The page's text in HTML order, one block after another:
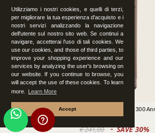
Utilizziamo i nostri cookies, e quelli di terzi,
per migliorare la tua esperienza d'acquisto e i
nostri servizi analizzando la navigazione
dell'utente sul nostro sito web. Se continui a
navigare, accetterai l'uso di tali cookies. We
use our cookies, and those of third parties, to
improve your shopping experience and our
services by analyzing the user's browsing on
our website. If you continue to browse, you
will accept the use of these cookies. To learn
more.
Learn More
Accept
2011 Trecento - Tenuta Torciano 300
€ 169,00
€ 241,00 SAVE 30%